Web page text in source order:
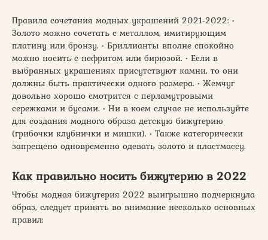
Правила сочетания модных украшений 2021-2022: •
Золото можно сочетать с металлом, имитирующим
платину или бронзу. • Бриллианты вполне спокойно
можно носить с нефритом или бирюзой. • Если в
выбранных украшениях присутствуют камни, то они
должны быть практически одного размера. • Жемчуг
довольно хорошо смотрится с перламутровыми
сережками и бусами. • Ни в коем случае не используйте
для создания модного образа детскую бижутерию
(грибочки клубнички и мишки). • Также категорически
запрещено одновременно одевать золото и пластмассу.
Как правильно носить бижутерию в 2022
Чтобы модная бижутерия 2022 выигрышно подчеркнула
образ, следует принять во внимание несколько основных
правил: